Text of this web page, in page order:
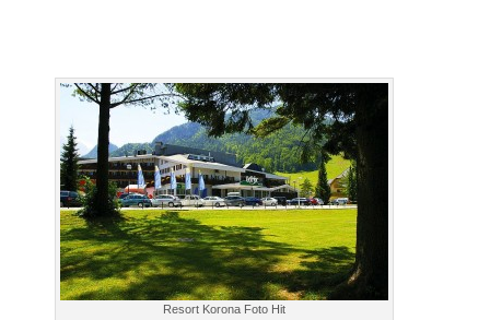
Resort Korona Foto Hit